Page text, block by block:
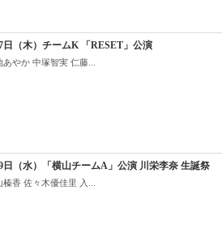
日（木）チームK 「RESET」公演
やか 中塚智実 仁藤...
日（水）「横山チームA」公演 川栄李奈 生誕祭
香 佐々木優佳里 入...